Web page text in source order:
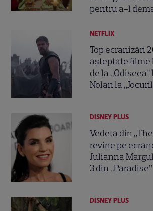
pentru a-l
NETFLIX
Top ecranizări
așteptate filme
de la
Nolan la
DISNEY PLUS
Vedeta din
revine pe
Julianna
3 din „Paradise”
DISNEY PLUS